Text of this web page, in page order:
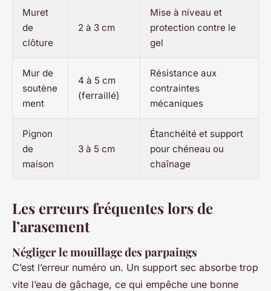
Muret
de
clôture
2 à 3 cm
Mise à niveau et
protection contre le
gel
Mur de
soutène
ment
4 à 5 cm
(ferraillé)
Résistance aux
contraintes
mécaniques
Pignon
de
maison
3 à 5 cm
Étanchéité et support
pour chéneau ou
chaînage
Les erreurs fréquentes lors de
l’arasement
Négliger le mouillage des parpaings
C’est l’erreur numéro un. Un support sec absorbe trop
vite l’eau de gâchage, ce qui empêche une bonne